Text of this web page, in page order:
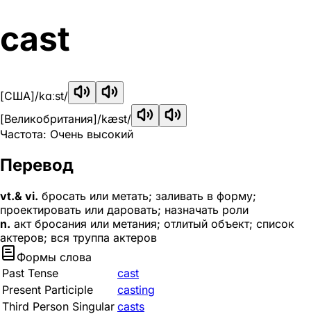
cast
[США]/kɑːst/
[Великобритания]/kæst/
Частота: Очень высокий
Перевод
vt.& vi. бросать или метать; заливать в форму;
проектировать или даровать; назначать роли
n. акт бросания или метания; отлитый объект; список
актеров; вся труппа актеров
Формы слова
Past Tense
cast
Present Participle
casting
Third Person Singular casts